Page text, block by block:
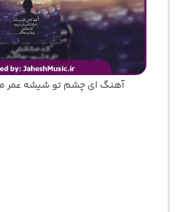
آهنگ ای چشم تو شیشه عمر